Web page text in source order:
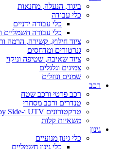
ביגוד, הנעלה, מחנאות
כלי עבודה
כלי עבודה ידניים
כלי עבודה חשמליים
ציוד חילוץ, קשירה, הרמה
גנרטורים ומדחסים
ציוד שאיבה, שטיפה וניקוי
צמיגים וגלגלים
שמנים ונוזלים
רכב
רכב פרטי ורכב שטח
טנדרים ורכב מסחרי
טרקטורונים UTV ו-Side by Side
משאיות קלות
גינון
כלי גינון מנועיים
כלי גינון חשמליים